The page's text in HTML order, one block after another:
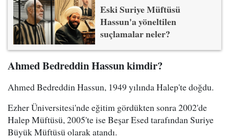
Eski Suriye Müftüsü
Hassun'a yöneltilen
suçlamalar neler?
Ahmed Bedreddin Hassun kimdir?
Ahmed Bedreddin Hassun, 1949 yılında Halep'te doğdu.
Ezher Üniversitesi'nde eğitim gördükten sonra 2002'de
Halep Müftüsü, 2005'te ise Beşar Esed tarafından Suriye
Büyük Müftüsü olarak atandı.